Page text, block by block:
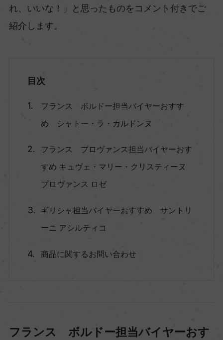
れ、いいな！」と思ったものをコメント付きでご
紹介します。
目次
フランス ボルドー担当バイヤーおすす
め シャトー・ラ・カルドンヌ
フランス プロヴァンス担当バイヤーおす
すめ キュヴェ・マリー・クリスティーヌ
プロヴァンス ロゼ
ギリシャ担当バイヤーおすすめ サントリ
ーニ アシルティコ
商品に関するお問い合わせ
フランス ボルドー担当バイヤーおす